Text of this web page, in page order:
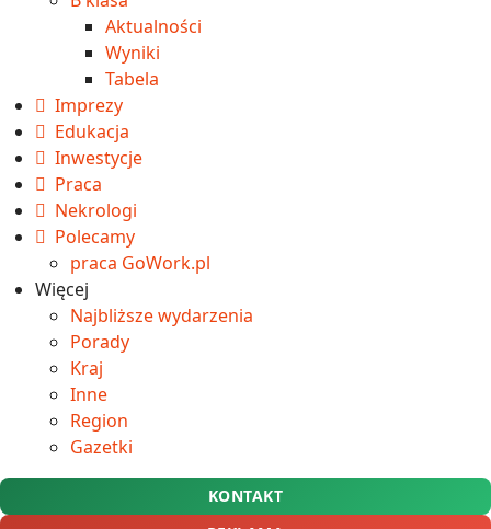
Aktualności
Wyniki
Tabela
Imprezy
Edukacja
Inwestycje
Praca
Nekrologi
Polecamy
praca GoWork.pl
Więcej
Najbliższe wydarzenia
Porady
Kraj
Inne
Region
Gazetki
KONTAKT